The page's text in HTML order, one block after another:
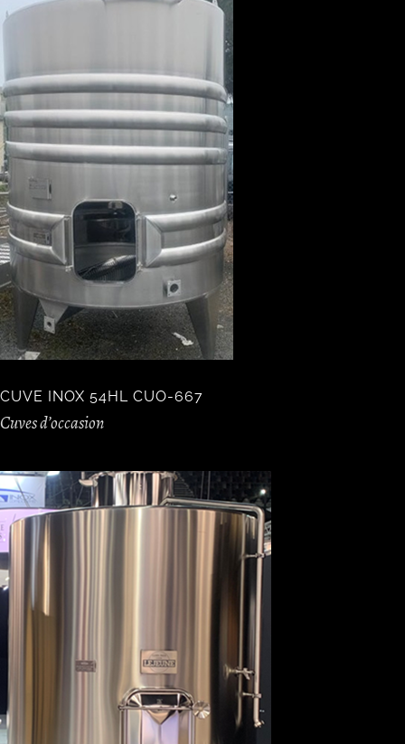
CUVE INOX 54HL CUO-667
Cuves d’occasion